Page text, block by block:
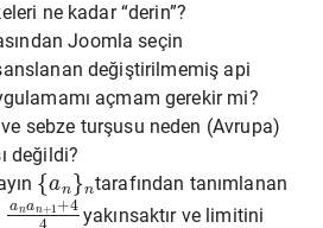
ne kadar “derin”?
Joomla seçin
değiştirilmemiş api
açmam gerekir mi?
sebze turşusu neden (Avrupa)
değildi?
{an}n
tarafından tanımlanan
nan+1+44
yakınsaktır ve limitini